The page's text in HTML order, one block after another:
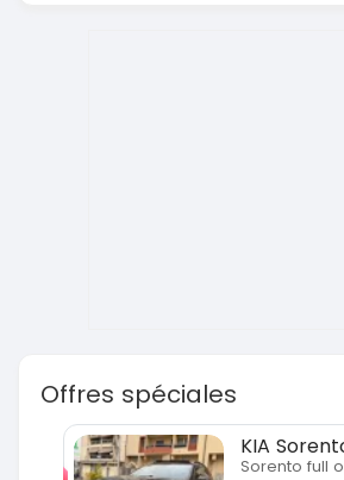
Offres spéciales
KIA
Sorento full